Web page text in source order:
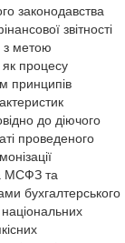
законодавства
звітності
з метою
як процесу
принципів
до діючого
проведеного
МСФЗ та
бухгалтерського